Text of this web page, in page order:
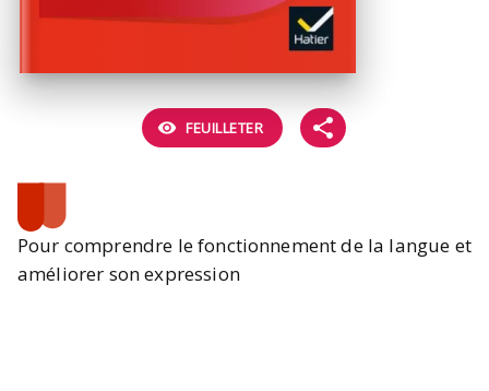
visibility FEUILLETER
Pour comprendre le fonctionnement de la langue et
améliorer son expression